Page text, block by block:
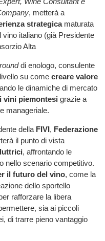
, metterà a
strategicamaturata
italiano (già Presidente
Alta
di enologo, consulente
su come creare valore
le dinamiche di mercato
vini piemontesi grazie a
manageriale.
della FIVI, Federazione
il punto di vista
, affrontando le
nello scenario competitivo.
il futuro del vino, come la
dello sportello
rafforzare la libera
sia ai piccoli
di trarre pieno vantaggio